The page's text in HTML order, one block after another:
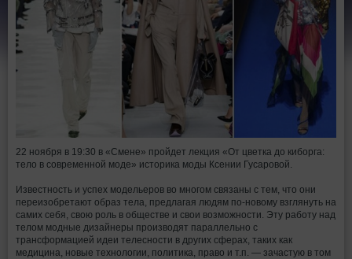
22 ноября в 19:30 в «Смене» пройдет лекция «От цветка до киборга:
тело в современной моде» историка моды Ксении Гусаровой.
Известность и успех модельеров во многом связаны с тем, что они
переизобретают образ тела, предлагая людям по-новому взглянуть на
самих себя, свою роль в обществе и свои возможности. Эту работу над
телом модные дизайнеры производят параллельно с
трансформацией идеи телесности в других сферах, таких как
медицина, новые технологии, политика, право и т.п. — зачастую в том